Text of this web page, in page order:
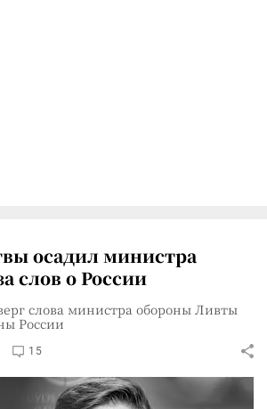
осадил министра
слов о России
слова министра обороны Ливты
России
15